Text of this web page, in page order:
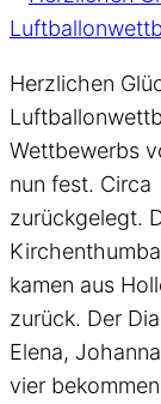
Herzlichen
Wettbewerbs
nun fest.
zurückgelegt.
kamen aus
zurück. Der
Elena,
vier